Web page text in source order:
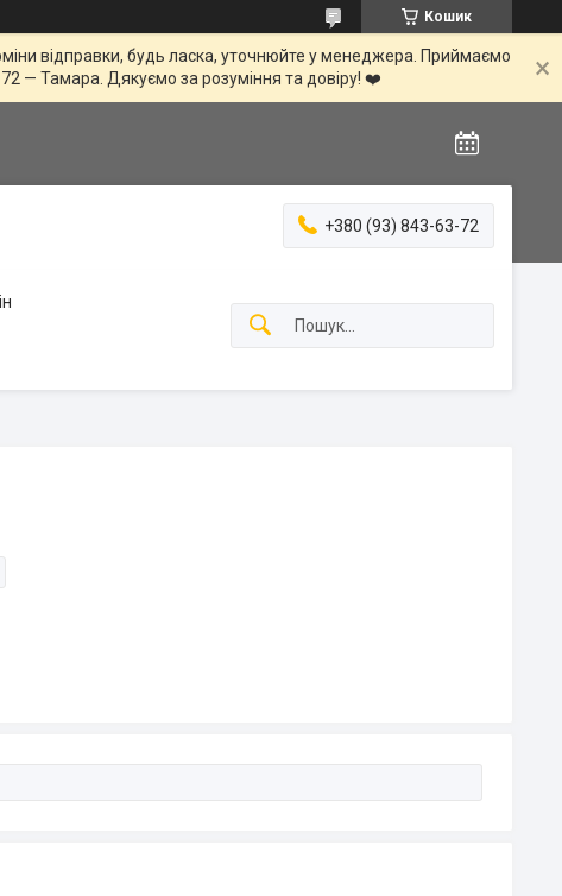
Кошик
відправки, будь ласка, уточнюйте у менеджера. Приймаємо
— Тамара. Дякуємо за розуміння та довіру! ❤️
+380 (93) 843-63-72